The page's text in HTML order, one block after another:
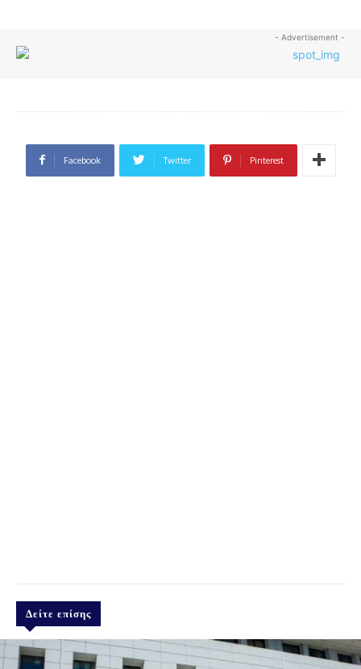
- Advertisement -
Facebook Twitter Pinterest
Δείτε επίσης